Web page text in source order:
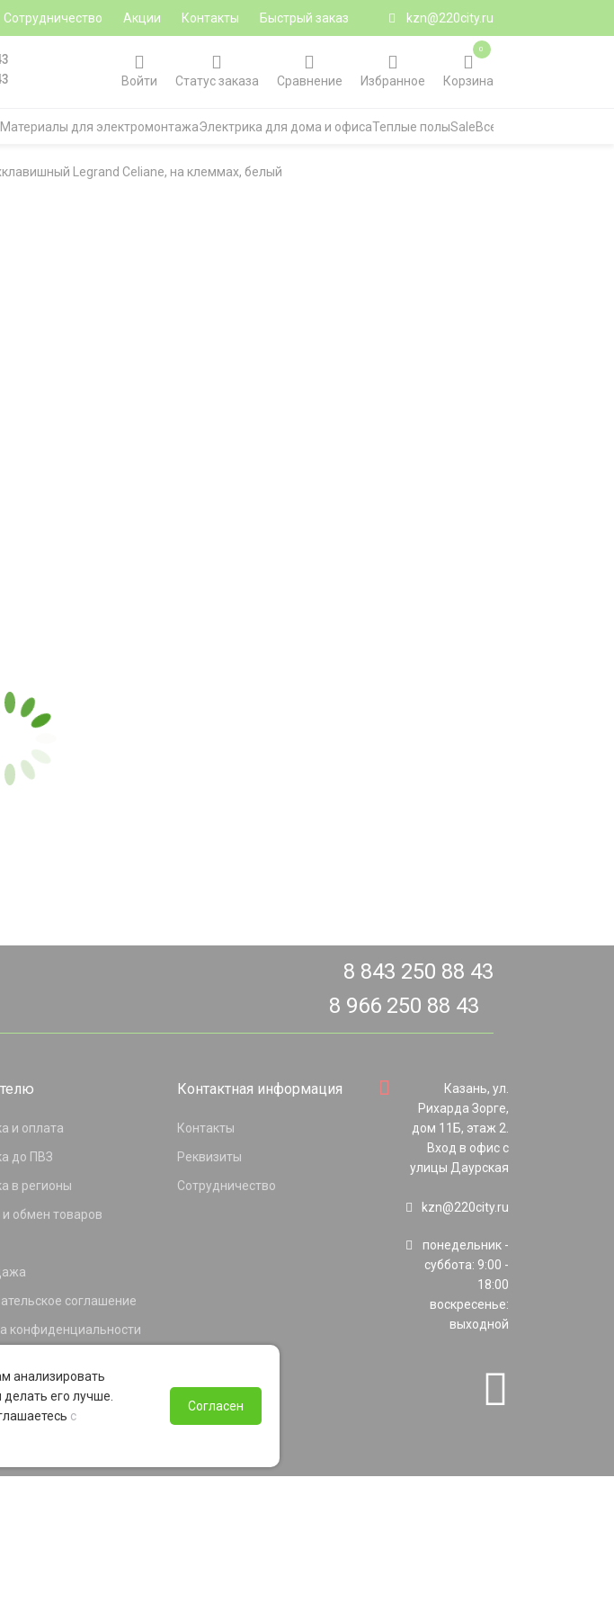
Сотрудничество Акции Контакты Быстрый заказ kzn@220city.ru
Войти Статус заказа Сравнение Избранное Корзина
0
Материалы для электромонтажаЭлектрика для дома и офисаТеплые полыSaleВсе категории
Legrand Celiane, на клеммах, белый
8 843 250 88 43
8 966 250 88 43
и оплата
до ПВЗ
в регионы
и обмен товаров
соглашение
конфиденциальности
лояльности
Контактная информация
Контакты
Реквизиты
Сотрудничество
Казань, ул.
Рихарда Зорге,
дом 11Б, этаж 2.
Вход в офис с
улицы Даурская
kzn@220city.ru
понедельник -
суббота: 9:00 -
18:00
воскресенье:
выходной
анализировать
его лучше.
с
Согласен